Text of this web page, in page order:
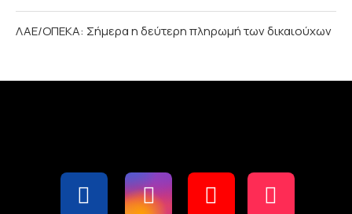
ΛΑΕ/ΟΠΕΚΑ: Σήμερα η δεύτερη πληρωμή των δικαιούχων